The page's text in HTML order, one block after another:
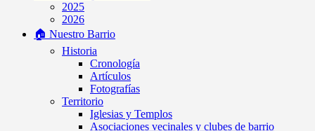
2025
2026
🏠 Nuestro Barrio
Historia
Cronología
Artículos
Fotografías
Territorio
Iglesias y Templos
Asociaciones vecinales y clubes de barrio